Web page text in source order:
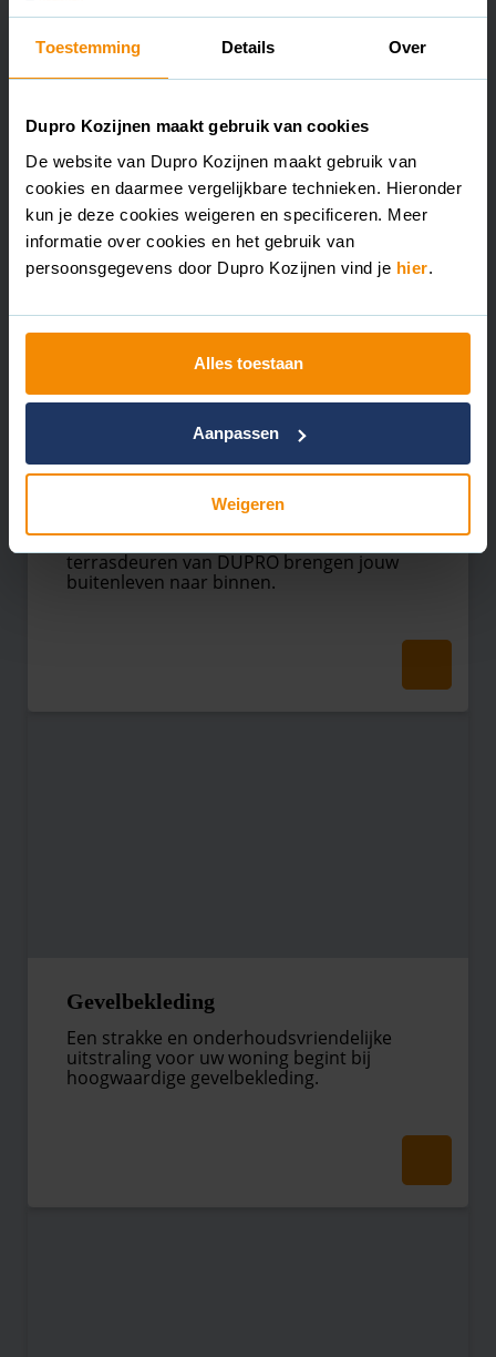
Toestemming Details Over
Dupro Kozijnen maakt gebruik van cookies
De website van Dupro Kozijnen maakt gebruik van
cookies en daarmee vergelijkbare technieken. Hieronder
kun je deze cookies weigeren en specificeren. Meer
informatie over cookies en het gebruik van
persoonsgegevens door Dupro Kozijnen vind je hier.
Alles toestaan
Aanpassen
Weigeren
Een kunststof schuurdeur van Dupro
schilderen of beitsen. Op maat
glas.
De kunststof tuindeuren en
terrasdeuren van DUPRO brengen jouw
buitenleven naar binnen.
Gevelbekleding
Een strakke en onderhoudsvriendelijke
uitstraling voor uw woning begint bij
hoogwaardige gevelbekleding.